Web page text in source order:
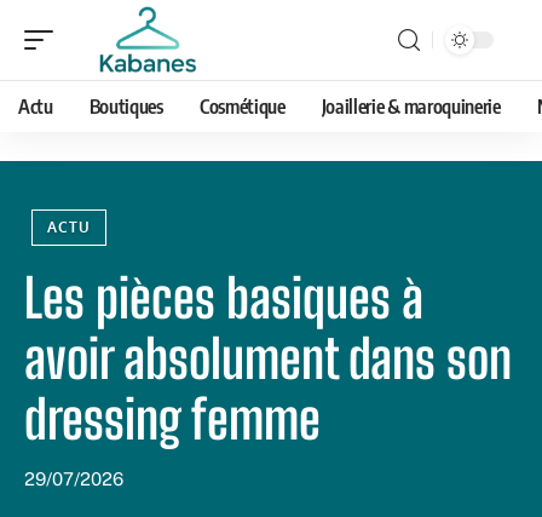
Actu Boutiques Cosmétique Joaillerie & maroquinerie
ACTU
Les pièces basiques à
avoir absolument dans son
dressing femme
29/07/2026